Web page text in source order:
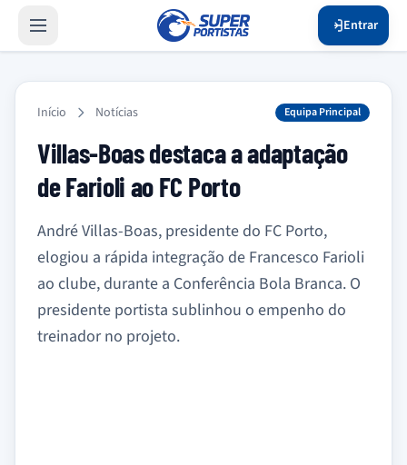
Entrar
Início Notícias Equipa Principal
Villas-Boas destaca a adaptação
de Farioli ao FC Porto
André Villas-Boas, presidente do FC Porto,
elogiou a rápida integração de Francesco Farioli
ao clube, durante a Conferência Bola Branca. O
presidente portista sublinhou o empenho do
treinador no projeto.